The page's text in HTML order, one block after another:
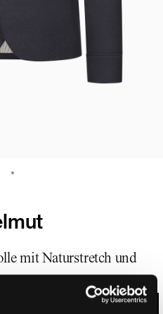
mit Naturstretch und